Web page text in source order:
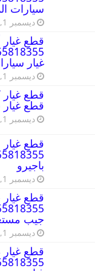
سيارات
ديسمبر 1, 2023
غيار
ديسمبر 1, 2023
قطع غيار
ديسمبر 1, 2023
قطع غيار
باجيرو
ديسمبر 1, 2023
قطع
جيب
ديسمبر 1, 2023
قطع غيار